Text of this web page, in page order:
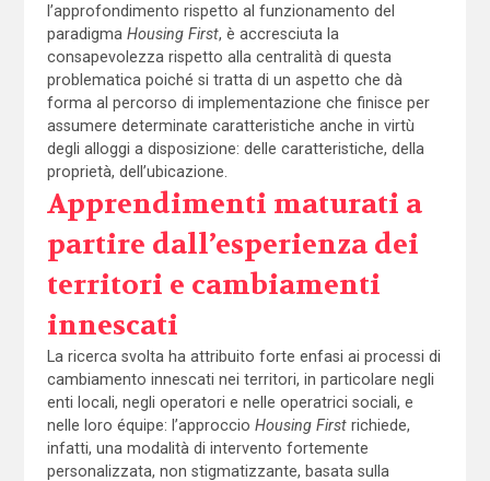
l’approfondimento rispetto al funzionamento del
paradigma Housing First, è accresciuta la
consapevolezza rispetto alla centralità di questa
problematica poiché si tratta di un aspetto che dà
forma al percorso di implementazione che finisce per
assumere determinate caratteristiche anche in virtù
degli alloggi a disposizione: delle caratteristiche, della
proprietà, dell’ubicazione.
Apprendimenti maturati a
partire dall’esperienza dei
territori e cambiamenti
innescati
La ricerca svolta ha attribuito forte enfasi ai processi di
cambiamento innescati nei territori, in particolare negli
enti locali, negli operatori e nelle operatrici sociali, e
nelle loro équipe: l’approccio Housing Firstrichiede,
infatti, una modalità di intervento fortemente
personalizzata, non stigmatizzante, basata sulla